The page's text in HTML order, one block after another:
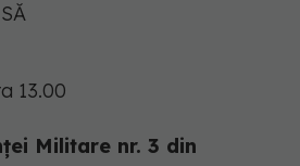
13.00
Militare nr. 3 din